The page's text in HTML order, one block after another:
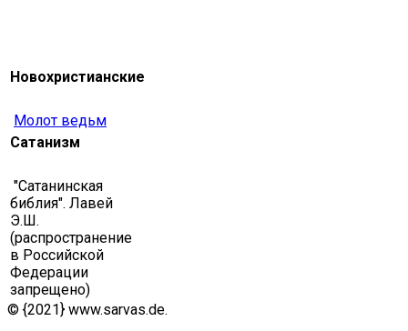
Новохристианские
Молот ведьм
Сатанизм
"Сатанинская
библия". Лавей
Э.Ш.
(распространение
в Российской
Федерации
запрещено)
© {2021} www.sarvas.de.